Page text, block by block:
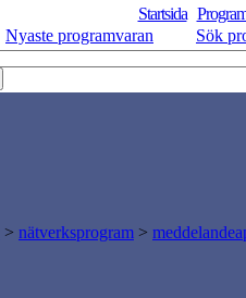
Startsida
Nyaste programvaran
Sök
> nätverksprogram >